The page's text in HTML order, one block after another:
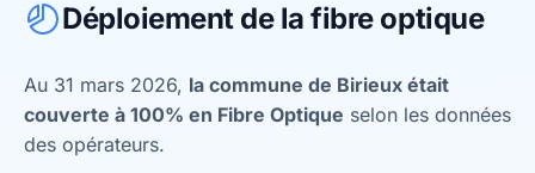
Déploiement de la fibre optique
Au 31 mars 2026, la commune de Birieux était
couverte à 100% en Fibre Optique selon les données
des opérateurs.